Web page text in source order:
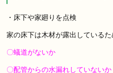
・床下や家廻りを点検
家の床下は木材が露出している
〇蟻道がないか
〇配管からの水漏れしていないか